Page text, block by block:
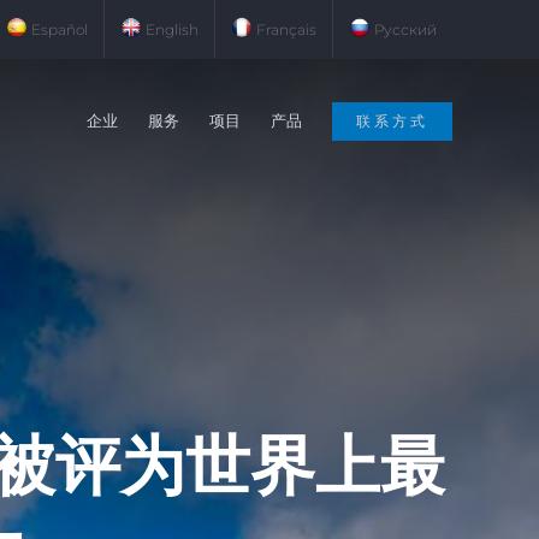
Español English Français Русский
企业 服务 项目 产品 联系方式
评为世界上最